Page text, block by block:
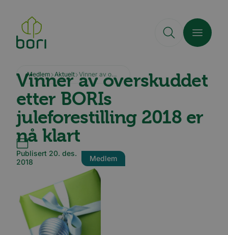
hovedinnhold
Medlem Aktuelt Vinner av overskuddet etter BORIs juleforestilling 2018 er nå klart
Vinner av overskuddet
etter BORIs
juleforestilling 2018 er
nå klart
Publisert 20. des.
2018
Medlem